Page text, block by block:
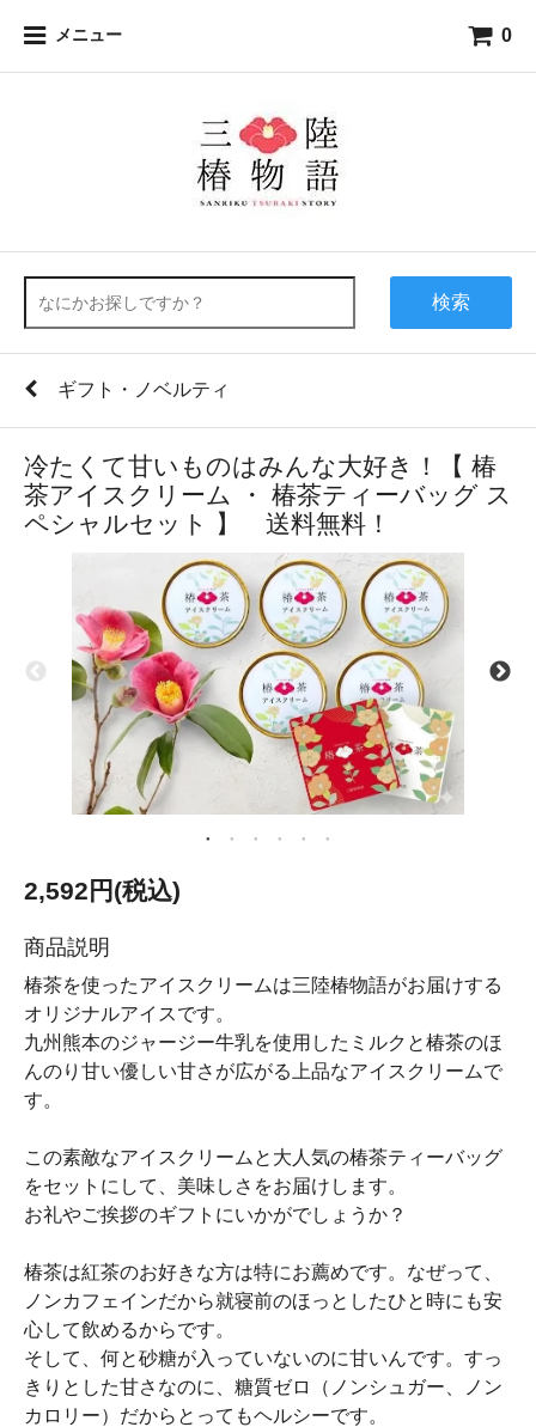
メニュー 0
検索
ギフト・ノベルティ
冷たくて甘いものはみんな大好き！【 椿
茶アイスクリーム ・ 椿茶ティーバッグ ス
ペシャルセット 】 送料無料！
2,592円(税込)
商品説明
椿茶を使ったアイスクリームは三陸椿物語がお届けする
オリジナルアイスです。
九州熊本のジャージー牛乳を使用したミルクと椿茶のほ
んのり甘い優しい甘さが広がる上品なアイスクリームで
す。
この素敵なアイスクリームと大人気の椿茶ティーバッグ
をセットにして、美味しさをお届けします。
お礼やご挨拶のギフトにいかがでしょうか？
椿茶は紅茶のお好きな方は特にお薦めです。なぜって、
ノンカフェインだから就寝前のほっとしたひと時にも安
心して飲めるからです。
そして、何と砂糖が入っていないのに甘いんです。すっ
きりとした甘さなのに、糖質ゼロ（ノンシュガー、ノン
カロリー）だからとってもヘルシーです。